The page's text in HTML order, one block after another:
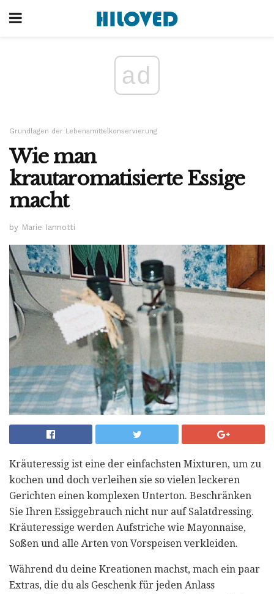
ad
Grundlagen der Lebensmittelkonservierung
Wie man
krautaromatisierte Essige
macht
by Marie Iannotti
Kräuteressig ist eine der einfachsten Mixturen, um zu
kochen und doch verleihen sie so vielen leckeren
Gerichten einen komplexen Unterton. Beschränken
Sie Ihren Essiggebrauch nicht nur auf Salatdressing.
Kräuteressige werden Aufstriche wie Mayonnaise,
Soßen und alle Arten von Vorspeisen verkleiden.
Während du deine Kreationen machst, mach ein paar
Extras, die du als Geschenk für jeden Anlass